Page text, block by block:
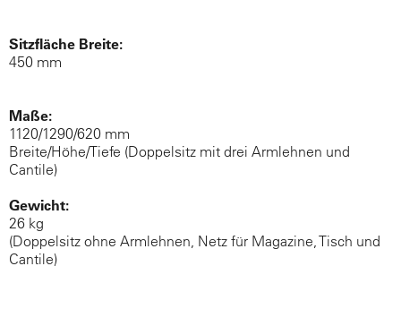
Sitzfläche Breite:
450 mm
Maße:
1120/1290/620 mm
Breite/Höhe/Tiefe (Doppelsitz mit drei Armlehnen und
Cantile)
Gewicht:
26 kg
(Doppelsitz ohne Armlehnen, Netz für Magazine, Tisch und
Cantile)